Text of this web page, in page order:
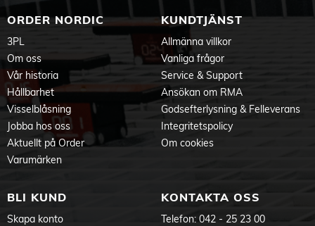
ORDER NORDIC
3PL
Om oss
Vår historia
Hållbarhet
Visselblåsning
Jobba hos oss
Aktuellt på Order
Varumärken
KUNDTJÄNST
Allmänna villkor
Vanliga frågor
Service & Support
Ansökan om RMA
Godsefterlysning & Felleverans
Integritetspolicy
Om cookies
BLI KUND
Skapa konto
KONTAKTA OSS
Telefon: 042 - 25 23 00